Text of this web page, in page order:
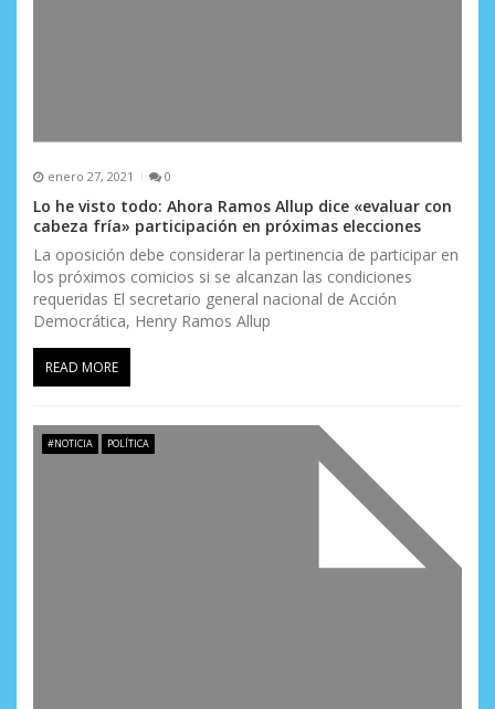
enero 27, 2021 0
Lo he visto todo: Ahora Ramos Allup dice «evaluar con
cabeza fría» participación en próximas elecciones
La oposición debe considerar la pertinencia de participar en
los próximos comicios si se alcanzan las condiciones
requeridas El secretario general nacional de Acción
Democrática, Henry Ramos Allup
READ MORE
#NOTICIA POLÍTICA